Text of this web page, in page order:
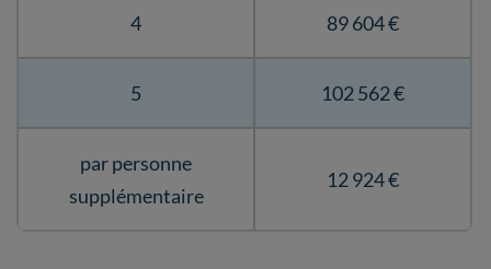
4 89 604 €
5 102 562 €
par personne
supplémentaire
12 924 €